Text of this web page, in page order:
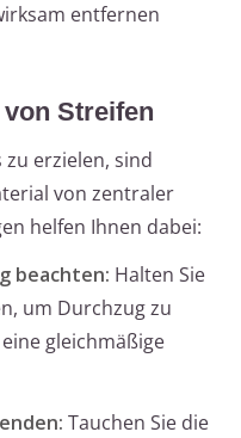
entfernen
Streifen
erzielen, sind
von zentraler
helfen Ihnen dabei:
beachten: Halten Sie
um Durchzug zu
gleichmäßige
Tauchen Sie die